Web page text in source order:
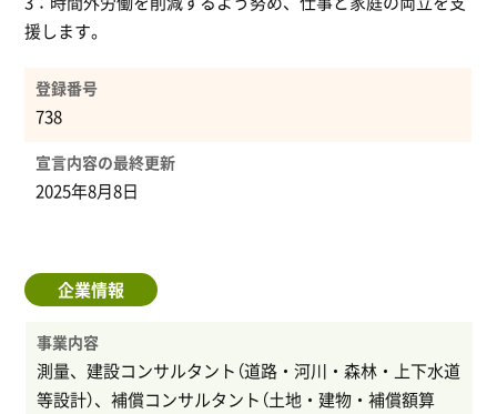
援します。
登録番号
738
宣言内容の最終更新
2025年8月8日
企業情報
事業内容
測量、建設コンサルタント（道路・河川・森林・上下水道
等設計）、補償コンサルタント（土地・建物・補償額算